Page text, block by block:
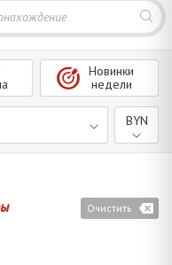
Новинки
недели
BYN
Очистить